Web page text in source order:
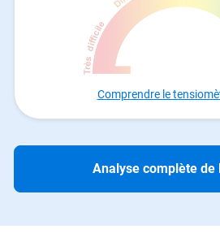
Comprendre le
Analyse complète de